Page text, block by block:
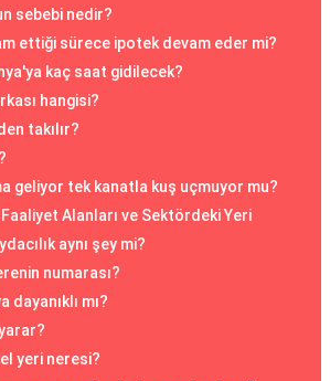
sebebi nedir?
ettiği sürece ipotek devam eder mi?
kaç saat gidilecek?
hangisi?
takılır?
geliyor tek kanatla kuş uçmuyor mu?
Alanları ve Sektördeki Yeri
aynı şey mi?
numarası?
dayanıklı mı?
yeri neresi?